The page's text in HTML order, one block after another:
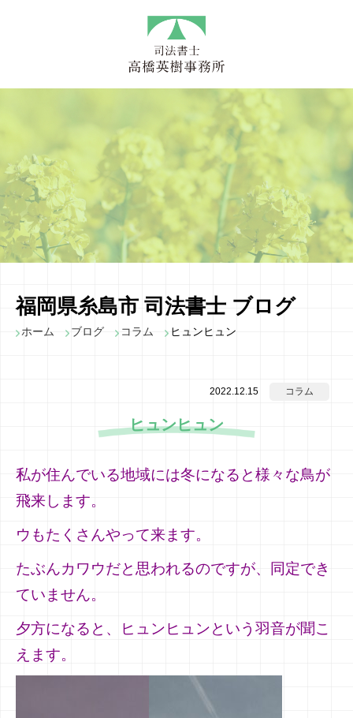
福岡県糸島市 司法書士 ブログ
ホーム ブログ コラム ヒュンヒュン
2022.12.15 コラム
ヒュンヒュン
私が住んでいる地域には冬になると様々な鳥が
飛来します。
ウもたくさんやって来ます。
たぶんカワウだと思われるのですが、同定でき
ていません。
夕方になると、ヒュンヒュンという羽音が聞こ
えます。